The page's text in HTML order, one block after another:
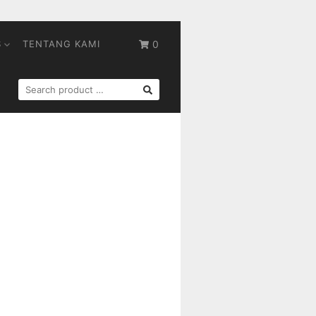
0
TENTANG KAMI
SEARCH
FOR: